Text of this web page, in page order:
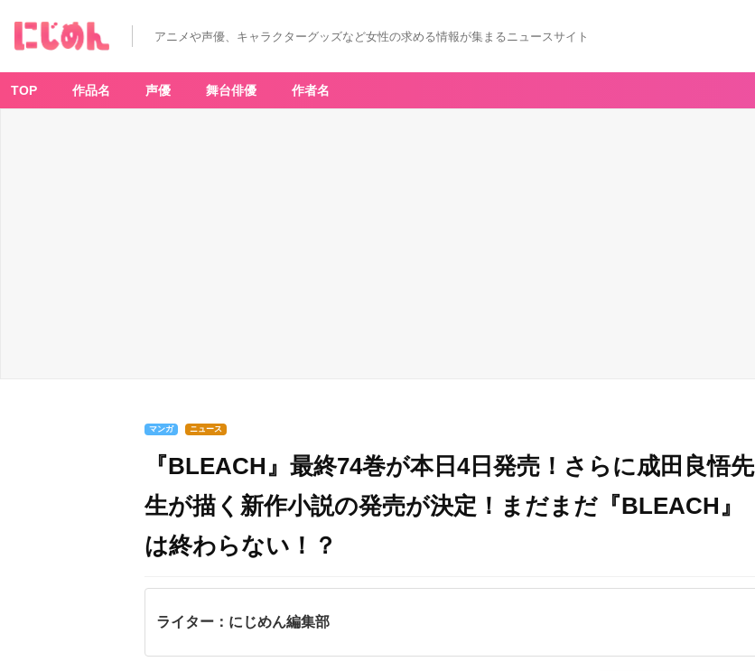
アニメや声優、キャラクターグッズなど女性の求める情報が集まるニュースサイト
TOP 作品名 声優 舞台俳優 作者名
マンガ ニュース
『BLEACH』最終74巻が本日4日発売！さらに成田良悟先
生が描く新作小説の発売が決定！まだまだ『BLEACH』
は終わらない！？
ライター：にじめん編集部